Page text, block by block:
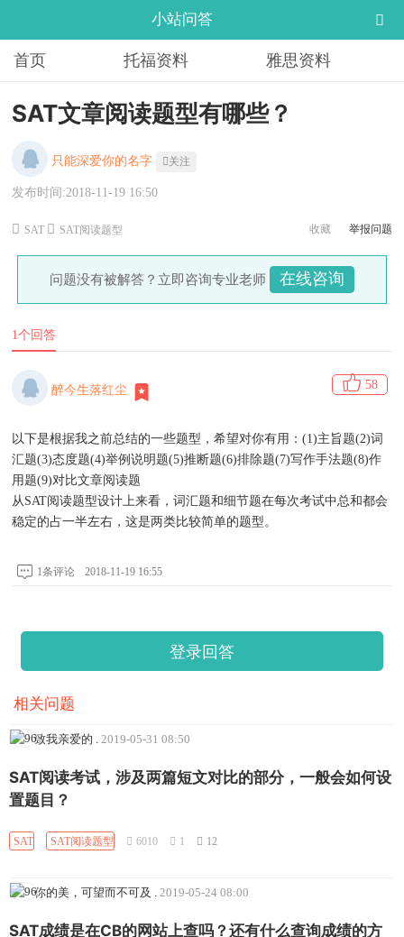
小站问答
首页 托福资料 雅思资料
SAT文章阅读题型有哪些？
只能深爱你的名字 关注
发布时间:2018-11-19 16:50
SAT SAT阅读题型 举报问题
收藏
问题没有被解答？立即咨询专业老师 在线咨询
1个回答
醉今生落红尘 58
以下是根据我之前总结的一些题型，希望对你有用：(1)主旨题(2)词
汇题(3)态度题(4)举例说明题(5)推断题(6)排除题(7)写作手法题(8)作
用题(9)对比文章阅读题
从SAT阅读题型设计上来看，词汇题和细节题在每次考试中总和都会
稳定的占一半左右，这是两类比较简单的题型。
1条评论 2018-11-19 16:55
登录回答
相关问题
致我亲爱的 2019-05-31 08:50
SAT阅读考试，涉及两篇短文对比的部分，一般会如何设
置题目？
SAT SAT阅读题型 6010 1 12
你的美，可望而不可及 2019-05-24 08:00
SAT成绩是在CB的网站上查吗？还有什么查询成绩的方